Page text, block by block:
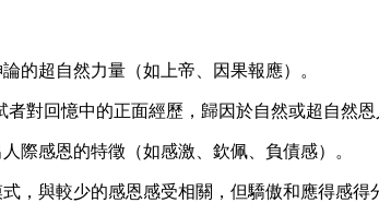
的超自然力量（如上帝、因果報應）。
者對回憶中的正面經歷，歸因於自然或超自然
際感恩的特徵（如感激、欽佩、負債感）。
，與較少的感恩感受相關，但驕傲和應得感得